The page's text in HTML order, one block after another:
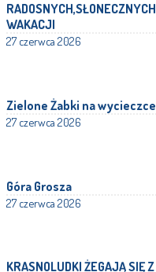
RADOSNYCH,SŁONECZNYCH
WAKACJI
27 czerwca 2026
Zielone Żabki na wycieczce
27 czerwca 2026
Góra Grosza
27 czerwca 2026
KRASNOLUDKI ŻEGAJĄ SIĘ Z